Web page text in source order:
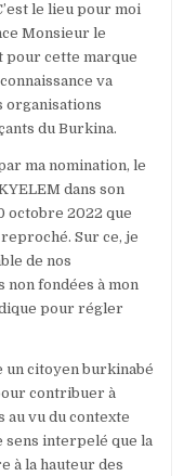
le lieu pour moi
Monsieur le
pour cette marque
va
organisations
du Burkina.
ma nomination, le
dans son
octobre 2022 que
Sur ce, je
de nos
fondées à mon
pour régler
un citoyen burkinabé
contribuer à
au vu du contexte
sens interpelé que la
à la hauteur des